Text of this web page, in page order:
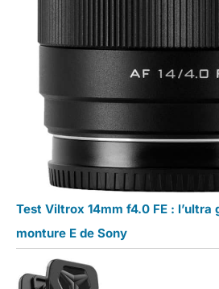
Test Viltrox 14mm f4.0 FE : l’ultra
monture E de Sony